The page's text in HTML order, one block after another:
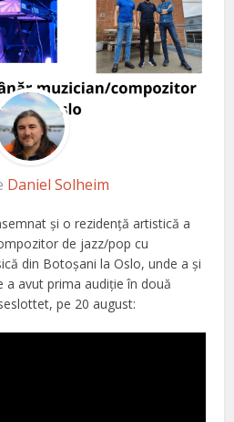
Daniel Solheim
și o rezidență artistică a
de jazz/pop cu
din Botoșani la Oslo, unde a și
a avut prima audiție în două
pe 20 august: